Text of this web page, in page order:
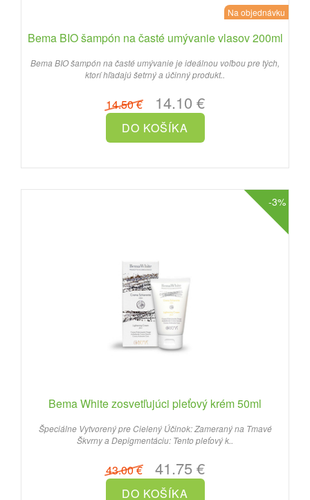
Na objednávku
Bema BIO šampón na časté umývanie vlasov 200ml
Bema BIO šampón na časté umývanie je ideálnou voľbou pre tých,
ktorí hľadajú šetrný a účinný produkt..
14.50 €14.10 €
-3%
Bema White zosvetľujúci pleťový krém 50ml
Špeciálne Vytvorený pre Cielený Účinok: Zameraný na Tmavé
Škvrny a Depigmentáciu: Tento pleťový k..
43.00 €41.75 €